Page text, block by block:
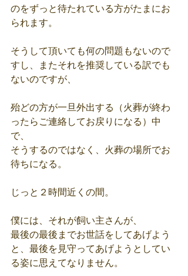
のをずっと待たれている方がたまにお
られます。
そうして頂いても何の問題もないので
すし、またそれを推奨している訳でも
ないのですが、
殆どの方が一旦外出する（火葬が終わ
ったらご連絡してお戻りになる）中
で、
そうするのではなく、火葬の場所でお
待ちになる。
じっと２時間近くの間。
僕には、それが飼い主さんが、
最後の最後までお世話をしてあげよう
と、最後を見守ってあげようとしてい
る姿に思えてなりません。